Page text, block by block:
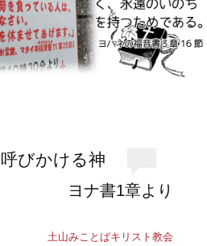
びかける神
ヨナ書1章より
土山みことばキリスト教会